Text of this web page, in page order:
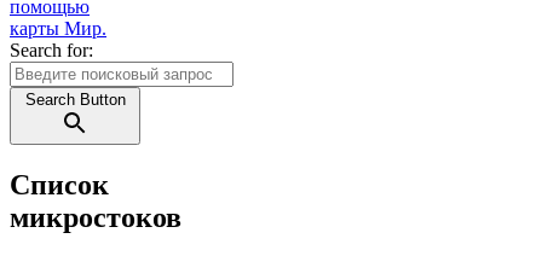
Search for:
Search Button
Список
микростоков